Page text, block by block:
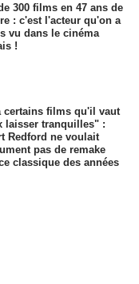
300 films en 47 ans de
: c'est l'acteur qu'on a
vu dans le cinéma
!
certains films qu'il vaut
laisser tranquilles" :
Redford ne voulait
pas de remake
classique des années